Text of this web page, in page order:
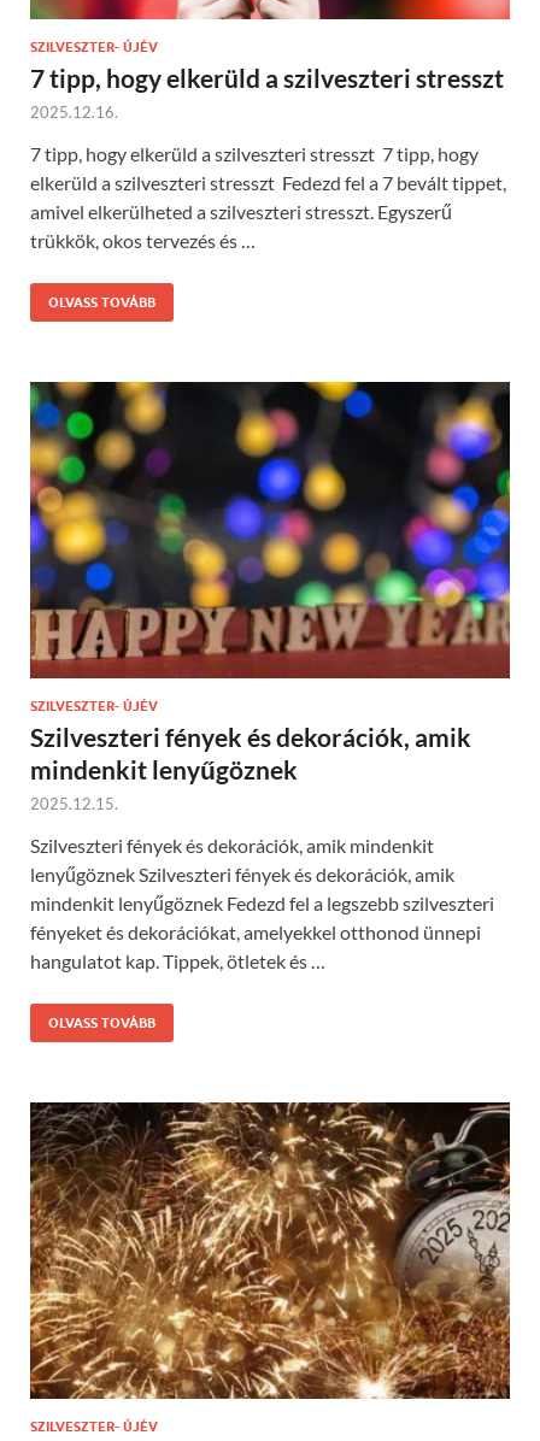
SZILVESZTER- ÚJÉV
7 tipp, hogy elkerüld a szilveszteri stresszt
2025.12.16.
7 tipp, hogy elkerüld a szilveszteri stresszt 7 tipp, hogy
elkerüld a szilveszteri stresszt Fedezd fel a 7 bevált tippet,
amivel elkerülheted a szilveszteri stresszt. Egyszerű
trükkök, okos tervezés és …
OLVASS TOVÁBB
SZILVESZTER- ÚJÉV
Szilveszteri fények és dekorációk, amik
mindenkit lenyűgöznek
2025.12.15.
Szilveszteri fények és dekorációk, amik mindenkit
lenyűgöznek Szilveszteri fények és dekorációk, amik
mindenkit lenyűgöznek Fedezd fel a legszebb szilveszteri
fényeket és dekorációkat, amelyekkel otthonod ünnepi
hangulatot kap. Tippek, ötletek és …
OLVASS TOVÁBB
SZILVESZTER- ÚJÉV